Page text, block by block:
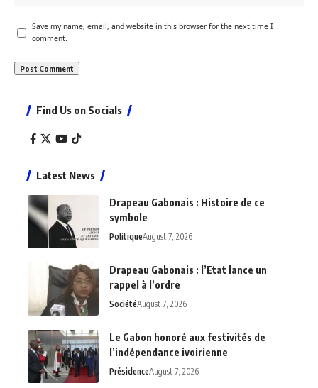
Save my name, email, and website in this browser for the next time I
comment.
Find Us on Socials
Latest News
Drapeau Gabonais : Histoire de ce
symbole
PolitiqueAugust 7, 2026
Drapeau Gabonais : l’Etat lance un
rappel à l’ordre
SociétéAugust 7, 2026
Le Gabon honoré aux festivités de
l’indépendance ivoirienne
PrésidenceAugust 7, 2026